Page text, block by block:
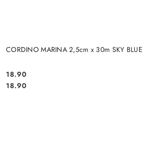
CORDINO MARINA 2,5cm x 30m SKY BLUE
Cena:
18.90
Cena:
18.90